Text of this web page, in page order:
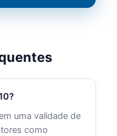
uma validade de
como